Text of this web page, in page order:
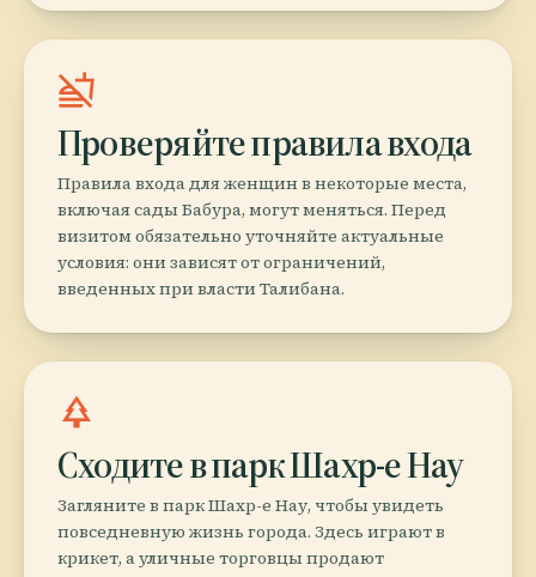
no_food
Проверяйте правила входа
Правила входа для женщин в некоторые места,
включая сады Бабура, могут меняться. Перед
визитом обязательно уточняйте актуальные
условия: они зависят от ограничений,
введенных при власти Талибана.
park
Сходите в парк Шахр-е Нау
Загляните в парк Шахр-е Нау, чтобы увидеть
повседневную жизнь города. Здесь играют в
крикет, а уличные торговцы продают